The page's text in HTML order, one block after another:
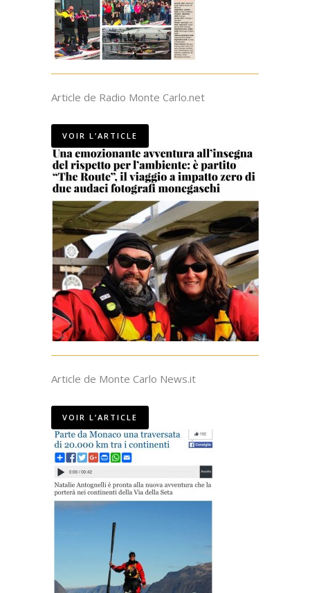
Article de Radio Monte Carlo.net
VOIR L’ARTICLE
Article de Monte Carlo News.it
VOIR L’ARTICLE